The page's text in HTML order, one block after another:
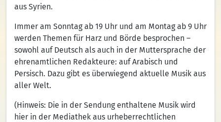
aus Syrien.
Immer am Sonntag ab 19 Uhr und am Montag ab 9 Uhr
werden Themen für Harz und Börde besprochen –
sowohl auf Deutsch als auch in der Muttersprache der
ehrenamtlichen Redakteure: auf Arabisch und
Persisch. Dazu gibt es überwiegend aktuelle Musik aus
aller Welt.
(Hinweis: Die in der Sendung enthaltene Musik wird
hier in der Mediathek aus urheberrechtlichen